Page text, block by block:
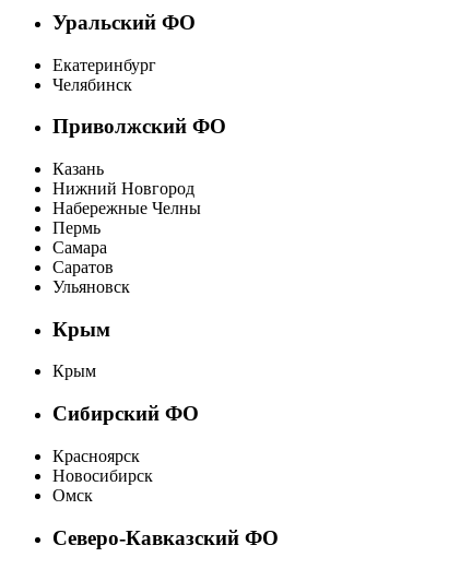
Уральский ФО
Екатеринбург
Челябинск
Приволжский ФО
Казань
Нижний Новгород
Набережные Челны
Пермь
Самара
Саратов
Ульяновск
Крым
Крым
Сибирский ФО
Красноярск
Новосибирск
Омск
Северо-Кавказский ФО